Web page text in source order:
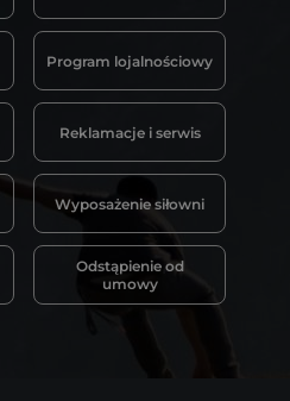
Program lojalnościowy
Reklamacje i serwis
Wyposażenie siłowni
Odstąpienie od
umowy